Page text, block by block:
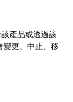
產品或透過該
變更、中止、移